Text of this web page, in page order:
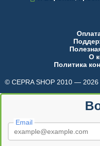
О
Политика
© CEPRA SHOP 2010 — 2026
Email